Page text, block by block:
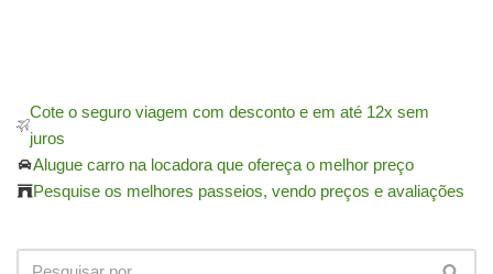
Cote o seguro viagem com desconto e em até 12x sem
juros
Alugue carro na locadora que ofereça o melhor preço
Pesquise os melhores passeios, vendo preços e avaliações